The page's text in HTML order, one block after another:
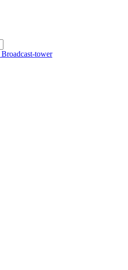
Broadcast-tower